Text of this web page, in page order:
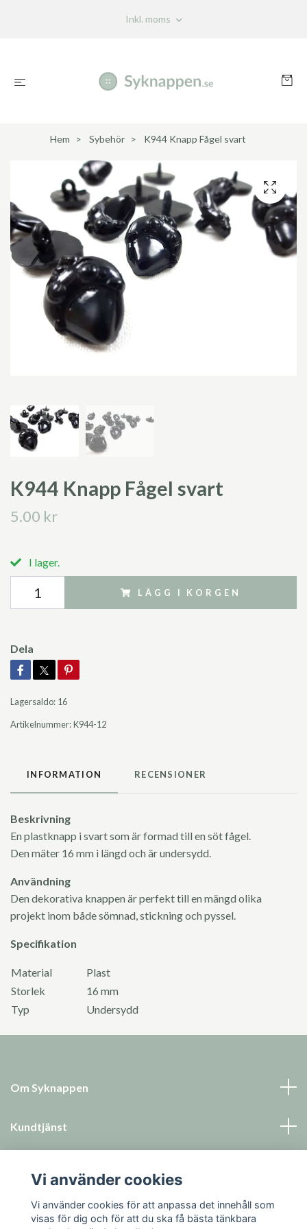
Inkl. moms
Hem Sybehör K944 Knapp Fågel svart
K944 Knapp Fågel svart
5.00 kr
I lager.
LÄGG I KORGEN
Dela
Lagersaldo: 16
Artikelnummer:K944-12
INFORMATION RECENSIONER
Beskrivning
En plastknapp i svart som är formad till en söt fågel.
Den mäter 16 mm i längd och är undersydd.
Användning
Den dekorativa knappen är perfekt till en mängd olika
projekt inom både sömnad, stickning och pyssel.
Specifikation
Material
Plast
Storlek
16 mm
Typ
Undersydd
Om Syknappen
Kundtjänst
Sociala medier
Vi använder cookies
Vi använder cookies för att anpassa det innehåll som
visas för dig och för att du ska få bästa tänkbara